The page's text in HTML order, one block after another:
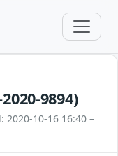
9894)
2020-10-16 16:40 –